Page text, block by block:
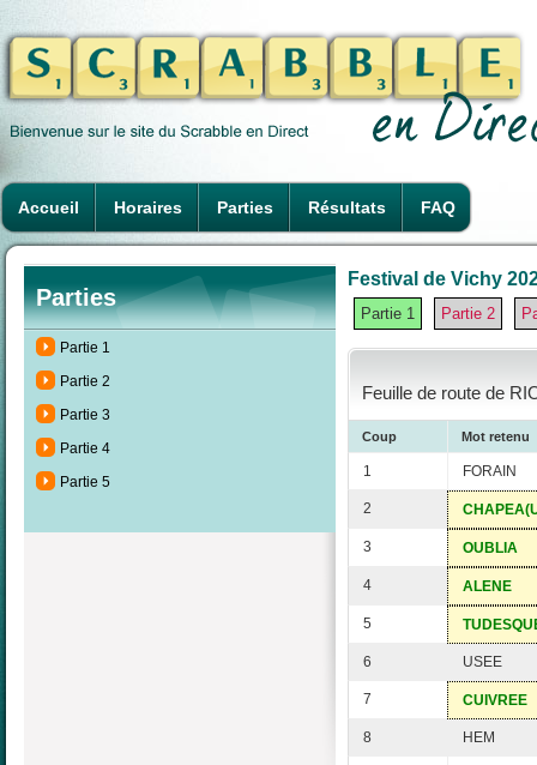
Accueil Horaires Parties Résultats FAQ
Parties
Partie 1
Partie 2
Partie 3
Partie 4
Partie 5
Festival de Vichy
Partie 1 Partie 2
Feuille de route de
Coup Mot retenu
1 FORAIN
2
3 OUBLIA
4 ALENE
5
6 USEE
7 CUIVREE
8 HEM